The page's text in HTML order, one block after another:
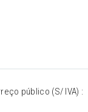
público (S/ IVA) :